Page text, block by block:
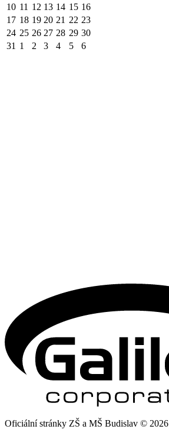
10 11 12 13 14 15 16
17 18 19 20 21 22 23
24 25 26 27 28 29 30
31 1 2 3 4 5 6
Oficiální stránky ZŠ a MŠ Budislav © 2026